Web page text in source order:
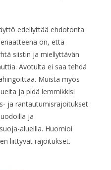
edellyttää ehdotonta
on, että
siistin ja miellyttävän
Avotulta ei saa tehdä
Muista myös
ja pidä lemmikkisi
ja rantautumisrajoitukset
ja
alueilla. Huomioi
liittyvät rajoitukset.